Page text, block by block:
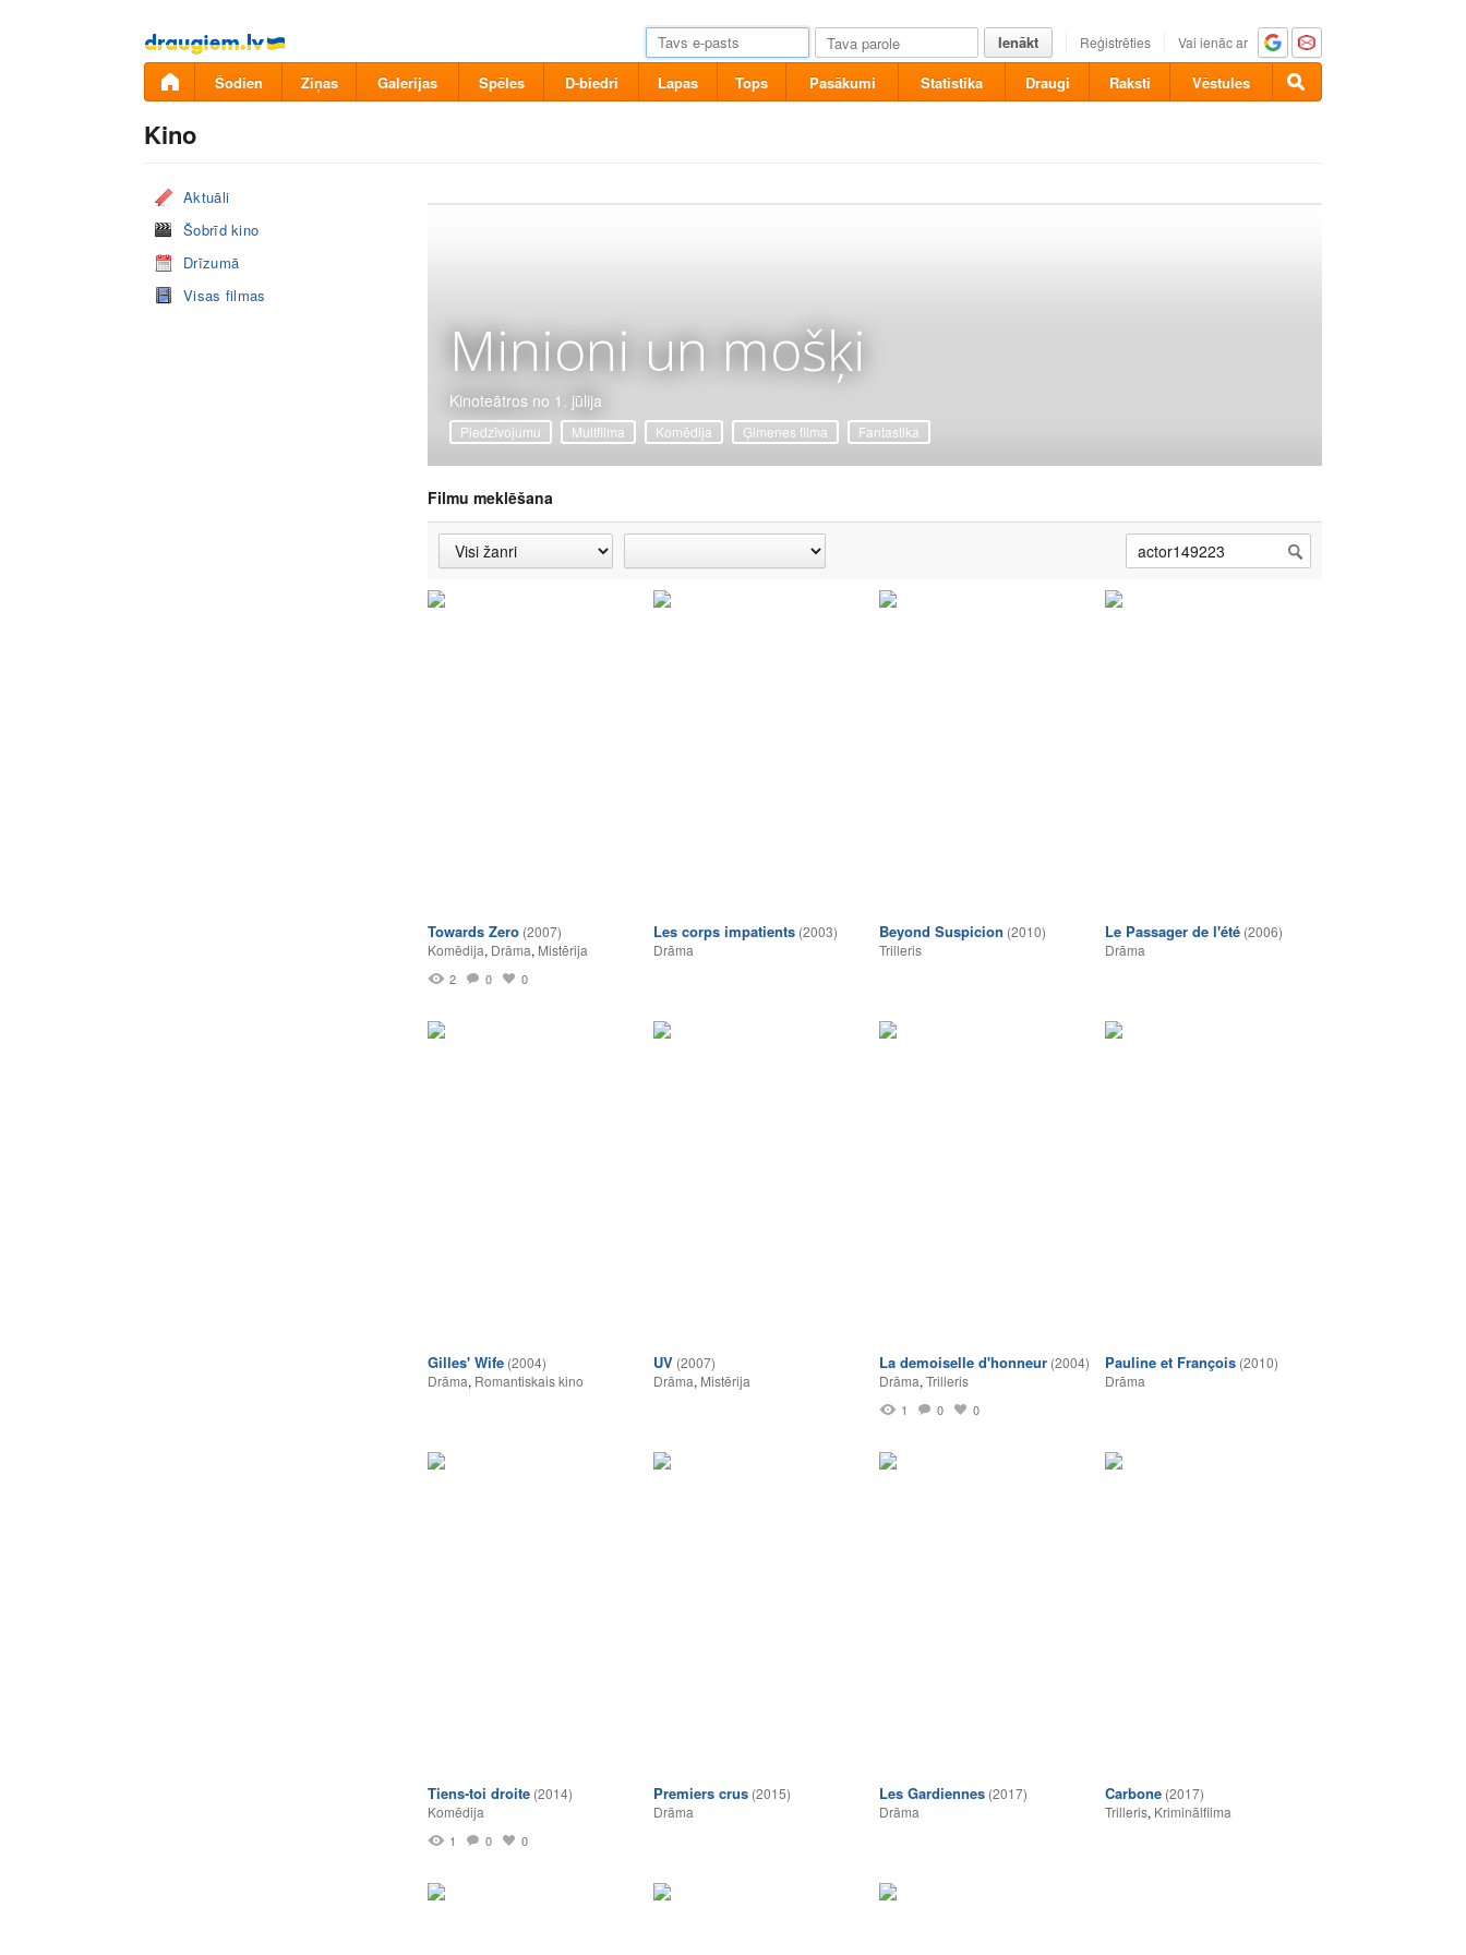
Pāriet
uz
saturu
Ienākt Reģistrēties Vai ienāc ar
Šodien Ziņas Galerijas Spēles D-biedri Lapas Tops Pasākumi Statistika Draugi Raksti Vēstules
Kino
Aktuāli
Šobrīd kino
Drīzumā
Visas filmas
Minioni un mošķi
Kinoteātros no 1. jūlija
Piedzīvojumu Multfilma Komēdija Ģimenes filma Fantastika
Filmu meklēšana
Towards Zero (2007)
Komēdija, Drāma, Mistērija
2 0 0
Les corps impatients (2003)
Drāma
Beyond Suspicion (2010)
Trilleris
Le Passager de l'été (2006)
Drāma
Gilles' Wife (2004)
Drāma, Romantiskais kino
UV (2007)
Drāma, Mistērija
La demoiselle d'honneur (2004)
Drāma, Trilleris
1 0 0
Pauline et François (2010)
Drāma
Tiens-toi droite (2014)
Komēdija
1 0 0
Premiers crus (2015)
Drāma
Les Gardiennes (2017)
Drāma
Carbone (2017)
Trilleris, Kriminālfilma